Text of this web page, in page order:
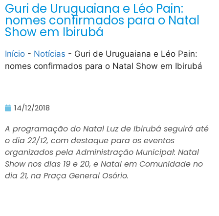
Guri de Uruguaiana e Léo Pain:
nomes confirmados para o Natal
Show em Ibirubá
Início - Notícias - Guri de Uruguaiana e Léo Pain:
nomes confirmados para o Natal Show em Ibirubá
14/12/2018
A programação do Natal Luz de Ibirubá seguirá até
o dia 22/12, com destaque para os eventos
organizados pela Administração Municipal: Natal
Show nos dias 19 e 20, e Natal em Comunidade no
dia 21, na Praça General Osório.